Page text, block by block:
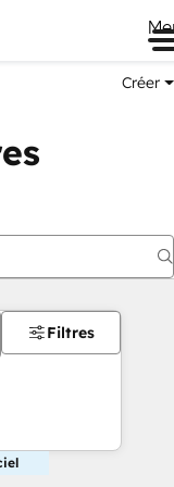
Créer
Filtres